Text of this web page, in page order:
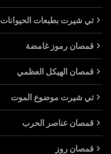
تي شيرت بطبعات الحيوانات
قمصان رموز غامضة
قمصان الهيكل العظمي
تي شيرت موضوع الموت
قمصان عناصر الحرب
قمصان روز